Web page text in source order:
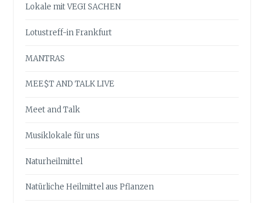
Lokale mit VEGI SACHEN
Lotustreff-in Frankfurt
MANTRAS
MEE$T AND TALK LIVE
Meet and Talk
Musiklokale für uns
Naturheilmittel
Natürliche Heilmittel aus Pflanzen